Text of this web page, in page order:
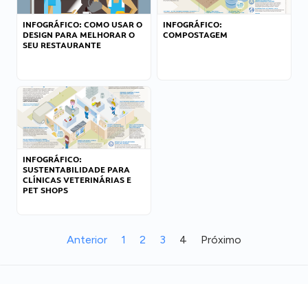
INFOGRÁFICO: COMO USAR O
DESIGN PARA MELHORAR O
SEU RESTAURANTE
INFOGRÁFICO:
COMPOSTAGEM
INFOGRÁFICO:
SUSTENTABILIDADE PARA
CLÍNICAS VETERINÁRIAS E
PET SHOPS
Anterior 1 2 3 4 Próximo